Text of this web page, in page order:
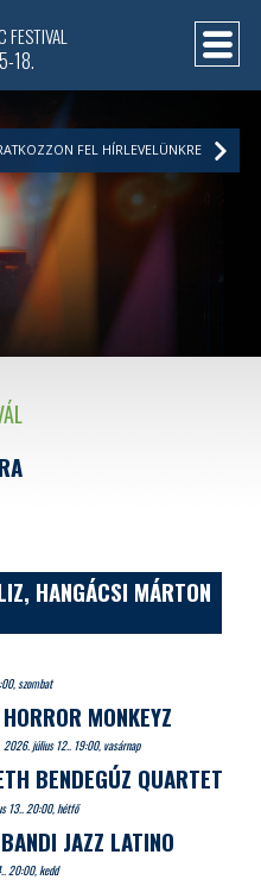
HANGÁCSI MÁRTON
szombat
HORROR MONKEYZ
2026. július 12.. 19:00, vasárnap
BENDEGÚZ QUARTET
13.. 20:00, hétfő
JAZZ LATINO
20:00, kedd
18.
FEL HÍRLEVELÜNKRE